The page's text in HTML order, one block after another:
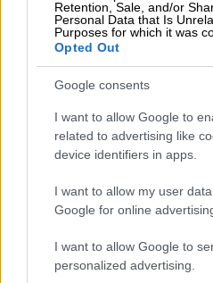
Retention, Sale, and/or
Personal Data that Is
Purposes for which it was
Opted Out
Google consents
I want to allow Google to
related to advertising like
device identifiers in apps.
I want to allow my user
Google for online
I want to allow Google to
personalized advertising.
Επιτραπέζια / παζλ,
κούκλες
Κουκλόσπιτα και
(παιχνίδια μίμησης)
Βρεφικά παιχνίδια
Παιχνίδια
Οχήματα -